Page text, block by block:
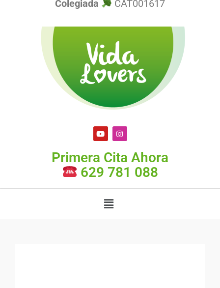
Colegiada CAT001617
Primera Cita Ahora
629 781 088